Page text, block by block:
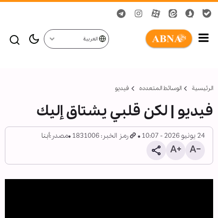
العربية
الرئيسية الوسائط المتعدده فیدیو
فيديو | لکن قلبي يشتاق إليك
24 يونيو 2026 - 10:07 رمز الخبر: 1831006 مصدر:أبنا